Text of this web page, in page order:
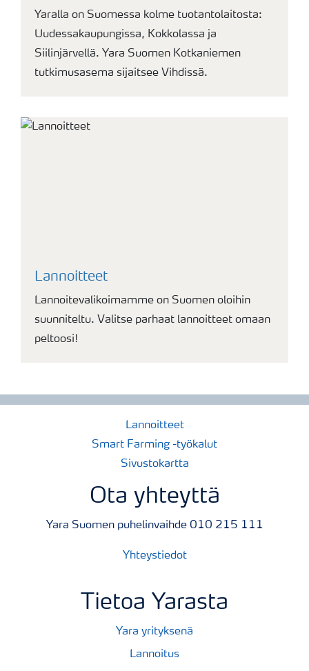
Yaralla on Suomessa kolme tuotantolaitosta:
Uudessakaupungissa, Kokkolassa ja
Siilinjärvellä. Yara Suomen Kotkaniemen
tutkimusasema sijaitsee Vihdissä.
Lannoitteet
Lannoitevalikoimamme on Suomen oloihin
suunniteltu. Valitse parhaat lannoitteet omaan
peltoosi!
Lannoitteet
Smart Farming -työkalut
Sivustokartta
Ota yhteyttä
Yara Suomen puhelinvaihde 010 215 111
Yhteystiedot
Tietoa Yarasta
Yara yrityksenä
Lannoitus